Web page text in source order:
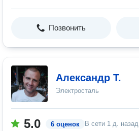
Позвонить
Александр Т.
Электросталь
5.0 6 оценок В сети 1 д. назад